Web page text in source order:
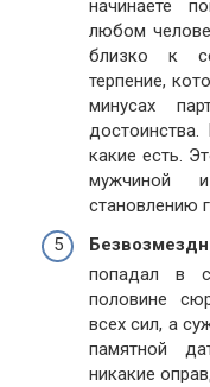
начинаете
любом
близко к
терпение,
минусах
какие есть.
мужчиной
становлению
попадал в
половине
всех сил, а
памятной
никакие